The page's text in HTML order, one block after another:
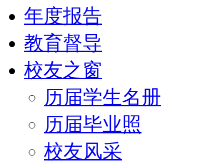
年度报告
教育督导
校友之窗
历届学生名册
历届毕业照
校友风采